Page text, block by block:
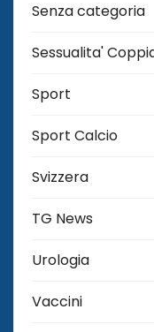
Senza categoria
Sessualita'
Sport
Sport Calcio
Svizzera
TG News
Urologia
Vaccini